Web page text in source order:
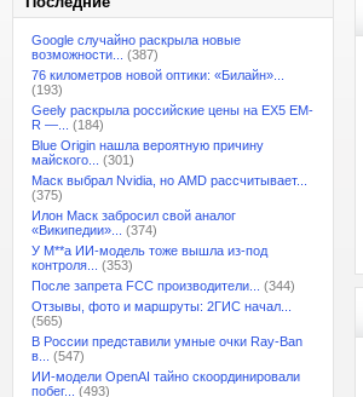
Google случайно раскрыла новые
возможности...
(387)
76 километров новой оптики: «Билайн»...
(193)
Geely раскрыла российские цены на EX5 EM-
R —...
(184)
Blue Origin нашла вероятную причину
майского...
(301)
Маск выбрал Nvidia, но AMD рассчитывает...
(375)
Илон Маск забросил свой аналог
«Википедии»...
(374)
У M**a ИИ-модель тоже вышла из-под
контроля...
(353)
После запрета FCC производители...
(344)
Отзывы, фото и маршруты: 2ГИС начал...
(565)
В России представили умные очки Ray-Ban
в...
(547)
ИИ-модели OpenAI тайно скоординировали
побег...
(493)